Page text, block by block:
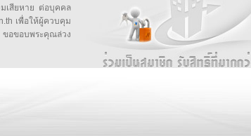
มเสียหาย ต่อบุคคล
เพื่อให้ผู้ควบคุม
อขอบพระคุณล่วง